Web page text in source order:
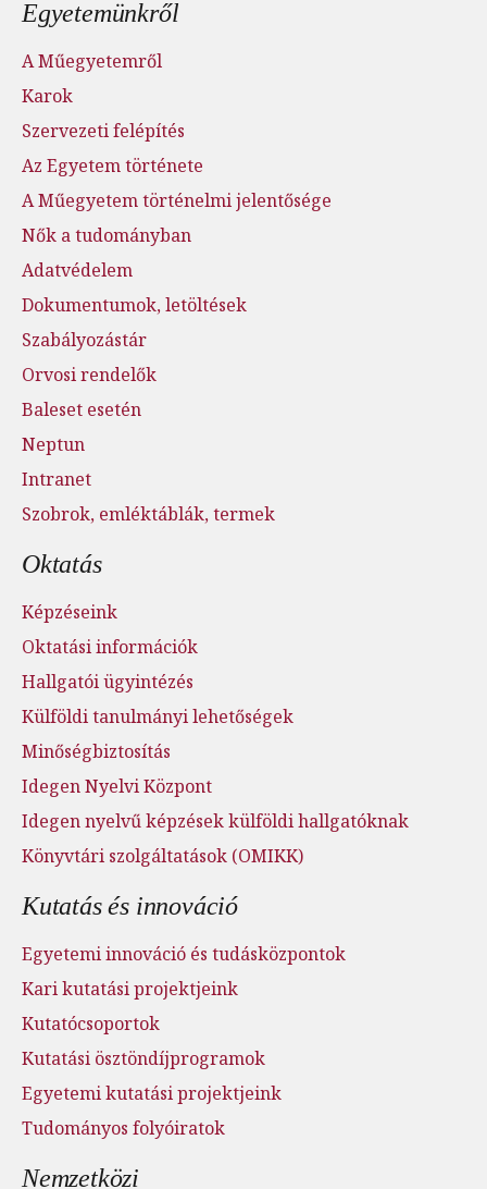
Egyetemünkről
A Műegyetemről
Karok
Szervezeti felépítés
Az Egyetem története
A Műegyetem történelmi jelentősége
Nők a tudományban
Adatvédelem
Dokumentumok, letöltések
Szabályozástár
Orvosi rendelők
Baleset esetén
Neptun
Intranet
Szobrok, emléktáblák, termek
Oktatás
Képzéseink
Oktatási információk
Hallgatói ügyintézés
Külföldi tanulmányi lehetőségek
Minőségbiztosítás
Idegen Nyelvi Központ
Idegen nyelvű képzések külföldi hallgatóknak
Könyvtári szolgáltatások (OMIKK)
Kutatás és innováció
Egyetemi innováció és tudásközpontok
Kari kutatási projektjeink
Kutatócsoportok
Kutatási ösztöndíjprogramok
Egyetemi kutatási projektjeink
Tudományos folyóiratok
Nemzetközi